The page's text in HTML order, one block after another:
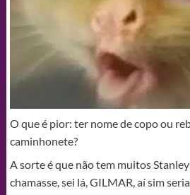
O que é pior: ter nome de copo ou
caminhonete?
A sorte é que não tem muitos
chamasse, sei lá, GILMAR, aí sim